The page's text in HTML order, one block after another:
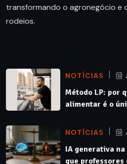
transformando o agronegócio e
rodeios.
NOTÍCIAS
Método LP: por
alimentar é o
NOTÍCIAS
IA generativa
que